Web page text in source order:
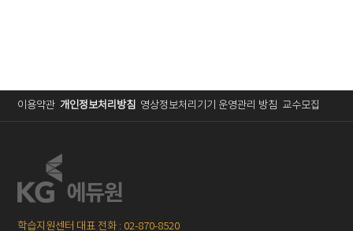
이용약관 개인정보처리방침 영상정보처리기기 운영관리 방침 교수모집
학습지원센터 대표 전화 : 02-870-8520